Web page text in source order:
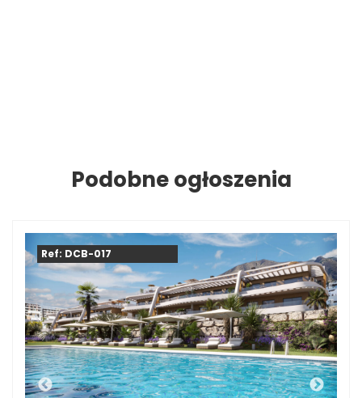
Podobne ogłoszenia
Ref: DCB-017